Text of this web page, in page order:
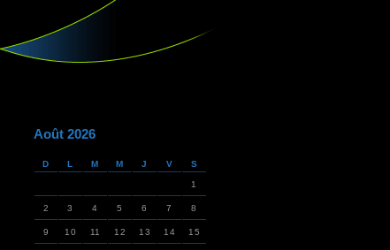
Août 2026
D L M M J V S
1
2 3 4 5 6 7 8
9 10 11 12 13 14 15